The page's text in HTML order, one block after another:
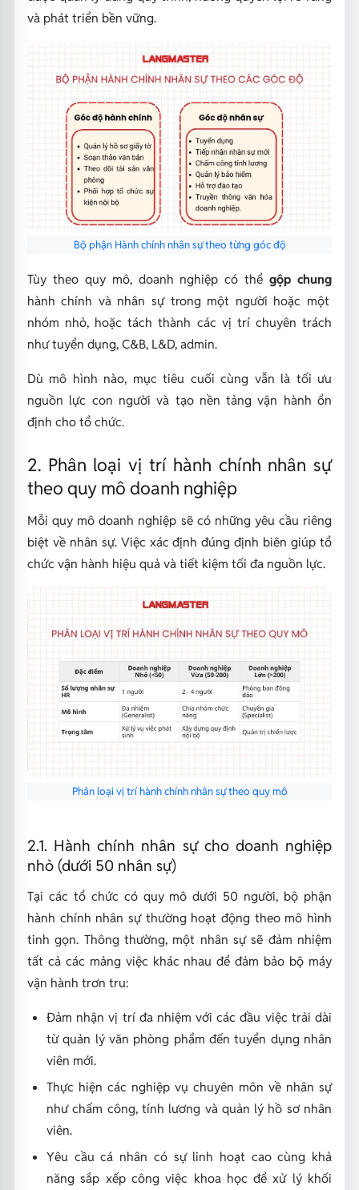
và phát triển bền vững.
Bộ phận Hành chính nhân sự theo từng góc độ
Tùy theo quy mô, doanh nghiệp có thểgộp chung
hành chính và nhân sự trong một người hoặc một
nhóm nhỏ, hoặc tách thành các vị trí chuyên trách
như tuyển dụng, C&B, L&D, admin.
Dù mô hình nào, mục tiêu cuối cùng vẫn là tối ưu
nguồn lực con người và tạo nền tảng vận hành ổn
định cho tổ chức.
2. Phân loại vị trí hành chính nhân sự
theo quy mô doanh nghiệp
Mỗi quy mô doanh nghiệp sẽ có những yêu cầu riêng
biệt về nhân sự. Việc xác định đúng định biên giúp tổ
chức vận hành hiệu quả và tiết kiệm tối đa nguồn lực.
Phân loại vị trí hành chính nhân sự theo quy mô
2.1. Hành chính nhân sự cho doanh nghiệp
nhỏ (dưới 50 nhân sự)
Tại các tổ chức có quy mô dưới 50 người, bộ phận
hành chính nhân sự thường hoạt động theo mô hình
tinh gọn. Thông thường, một nhân sự sẽ đảm nhiệm
tất cả các mảng việc khác nhau để đảm bảo bộ máy
vận hành trơn tru:
Đảm nhận vị trí đa nhiệm với các đầu việc trải dài
từ quản lý văn phòng phẩm đến tuyển dụng nhân
viên mới.
Thực hiện các nghiệp vụ chuyên môn về nhân sự
như chấm công, tính lương và quản lý hồ sơ nhân
viên.
Yêu cầu cá nhân có sự linh hoạt cao cùng khả
năng sắp xếp công việc khoa học để xử lý khối